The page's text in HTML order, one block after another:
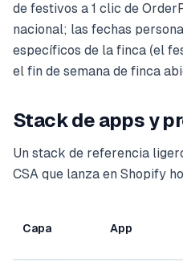
de festivos a 1 clic de
nacional; las fechas
específicos de la finca (el
el fin de semana de finca
Stack de apps y
Un stack de referencia
CSA que lanza en Shopify
Capa App